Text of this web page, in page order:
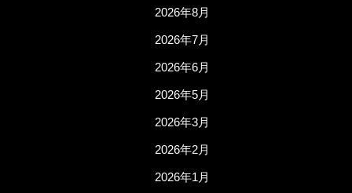
2026年8月
2026年7月
2026年6月
2026年5月
2026年3月
2026年2月
2026年1月